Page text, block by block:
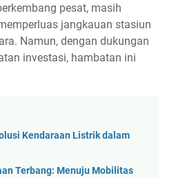
pesat, masih
jangkauan stasiun
Namun, dengan dukungan
investasi, hambatan ini
Kendaraan Listrik dalam
Terbang: Menuju Mobilitas